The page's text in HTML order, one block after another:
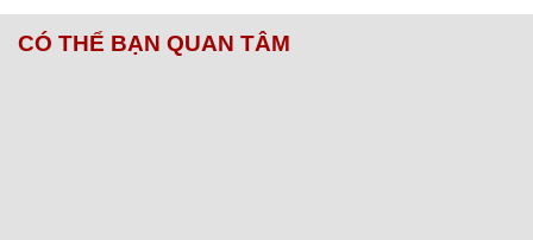
CÓ THỂ BẠN QUAN TÂM